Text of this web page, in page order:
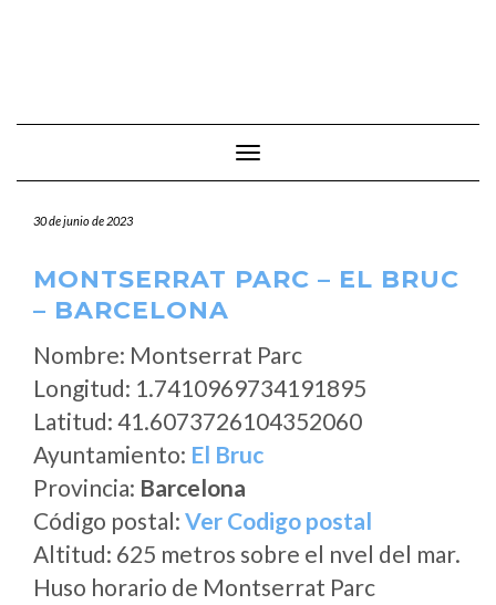
Cambiar modo de navegación
30 de junio de 2023
MONTSERRAT PARC – EL BRUC
– BARCELONA
Nombre: Montserrat Parc
Longitud: 1.7410969734191895
Latitud: 41.6073726104352060
Ayuntamiento: El Bruc
Provincia: Barcelona
Código postal: Ver Codigo postal
Altitud: 625 metros sobre el nvel del mar.
Huso horario de Montserrat Parc